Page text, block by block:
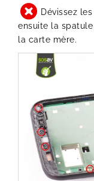
Dévissez
ensuite la
la carte mère.